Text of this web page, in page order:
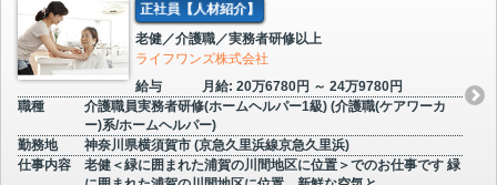
正社員【人材紹介】
老健／介護職／実務者研修以上
ライフワンズ株式会社
給与
月給: 20万6780円 ～ 24万9780円
職種
介護職員実務者研修(ホームヘルパー1級) (介護職(ケアワーカ
ー)系/ホームヘルパー)
勤務地
神奈川県横須賀市 (京急久里浜線京急久里浜)
仕事内容
老健＜緑に囲まれた浦賀の川間地区に位置＞でのお仕事です 緑